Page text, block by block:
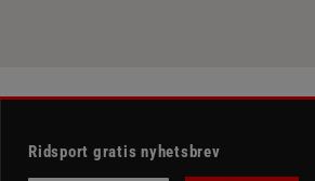
Ridsport gratis nyhetsbrev